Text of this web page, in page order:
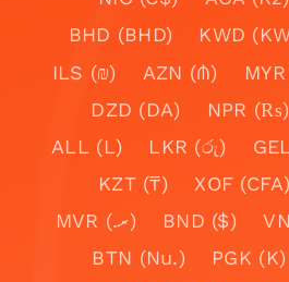
BHD (BHD)
KWD
ILS (₪)
AZN (₼)
DZD (DA)
NPR (₨)
ALL (L)
LKR (රු)
KZT (₸)
XOF (CFA)
MVR (.ރ)
BND ($)
BTN (Nu.)
PGK (K)